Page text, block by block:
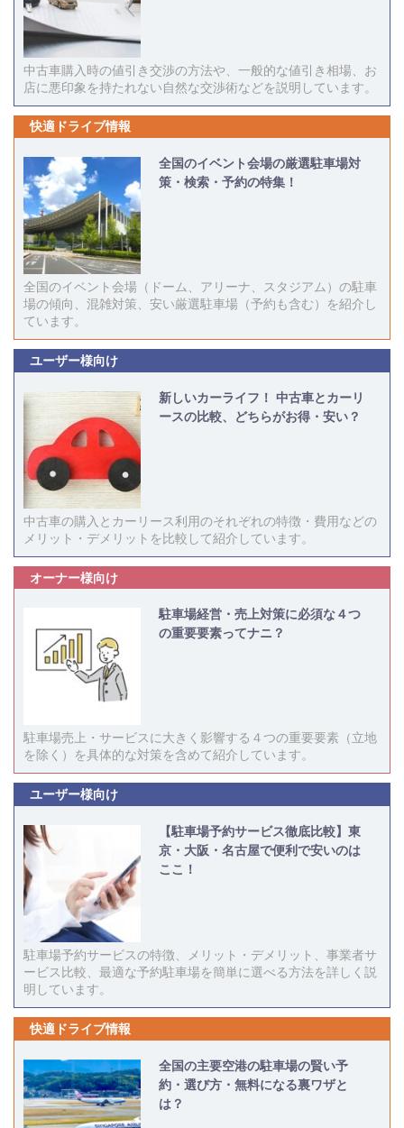
中古車購入時の値引き交渉の方法や、一般的な値引き相場、お
店に悪印象を持たれない自然な交渉術などを説明しています。
快適ドライブ情報
全国のイベント会場の厳選駐車場対
策・検索・予約の特集！
全国のイベント会場（ドーム、アリーナ、スタジアム）の駐車
場の傾向、混雑対策、安い厳選駐車場（予約も含む）を紹介し
ています。
ユーザー様向け
新しいカーライフ！ 中古車とカーリ
ースの比較、どちらがお得・安い？
中古車の購入とカーリース利用のそれぞれの特徴・費用などの
メリット・デメリットを比較して紹介しています。
オーナー様向け
駐車場経営・売上対策に必須な４つ
の重要要素ってナニ？
駐車場売上・サービスに大きく影響する４つの重要要素（立地
を除く）を具体的な対策を含めて紹介しています。
ユーザー様向け
【駐車場予約サービス徹底比較】東
京・大阪・名古屋で便利で安いのは
ここ！
駐車場予約サービスの特徴、メリット・デメリット、事業者サ
ービス比較、最適な予約駐車場を簡単に選べる方法を詳しく説
明しています。
快適ドライブ情報
全国の主要空港の駐車場の賢い予
約・選び方・無料になる裏ワザと
は？